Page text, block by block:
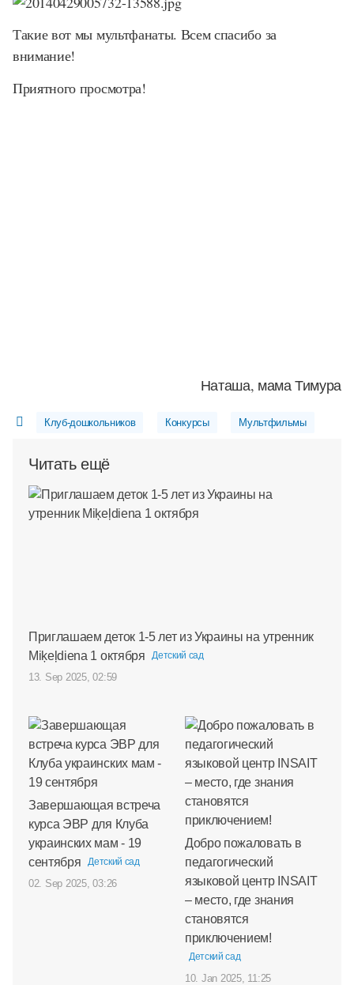
Такие вот мы мультфанаты. Всем спасибо за
внимание!
Приятного просмотра!
Наташа, мама Тимура
Клуб-дошкольников Конкурсы Мультфильмы
Читать ещё
Приглашаем деток 1-5 лет из Украины на утренник
Miķeļdiena 1 октября
Детский сад
13. Sep 2025, 02:59
Завершающая встреча
курса ЭВР для Клуба
украинских мам - 19
сентября
Детский сад
02. Sep 2025, 03:26
Добро пожаловать в
педагогический
языковой центр INSAIT
– место, где знания
становятся
приключением!
Детский сад
10. Jan 2025, 11:25